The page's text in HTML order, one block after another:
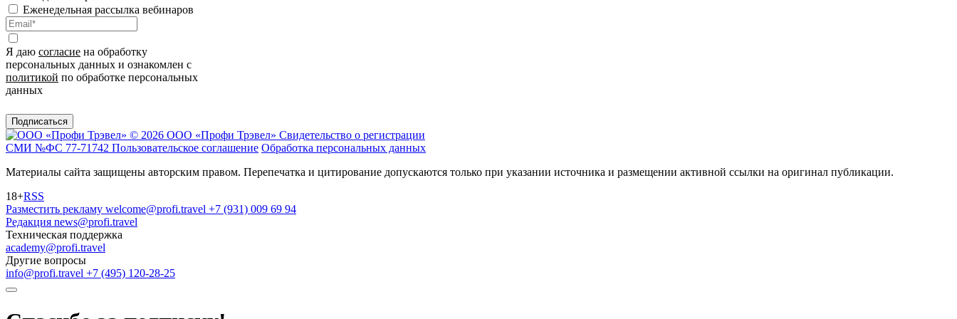
Еженедельная рассылка вебинаров
Я даю согласие на обработку
персональных данных и ознакомлен с
политикой по обработке персональных
данных
Подписаться
© 2026 ООО «Профи Трэвeл» Свидетельство о регистрации
СМИ №ФС 77-71742 Пользовательское соглашение Обработка персональных данных
Материалы сайта защищены авторским правом. Перепечатка и цитирование допускаются только при указании источника и размещении активной ссылки на оригинал публикации.
18+RSS
Разместить рекламу welcome@profi.travel +7 (931) 009 69 94
Редакция news@profi.travel
Техническая поддержка
academy@profi.travel
Другие вопросы
info@profi.travel +7 (495) 120-28-25